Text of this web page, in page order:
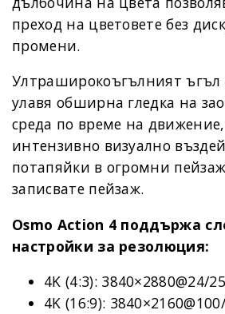
преход на цветовете без
промени.
Ултраширокоъгълният ъгъл
улавя обширна гледка на
среда по време на
интензивно визуално
потапяйки в огромни
записвате пейзаж.
Osmo Action 4 поддържа
настройки за резолюция:
4K (4:3): 3840×2880@24/
4K (16:9):